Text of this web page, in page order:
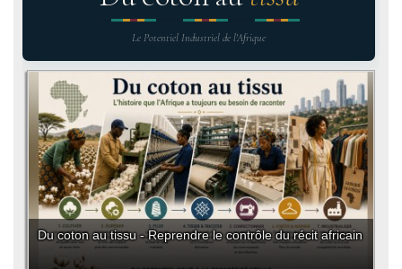
Le Potentiel Industriel de l'Afrique
Du coton au tissu - Reprendre le contrôle du récit africain